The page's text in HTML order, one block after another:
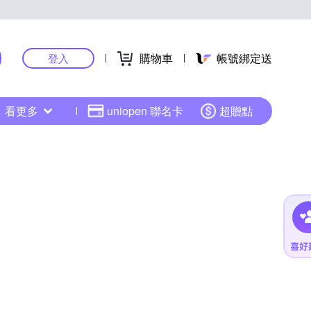
登入 購物車 帳號綁定送
看更多 uniopen 聯名卡 超贈點